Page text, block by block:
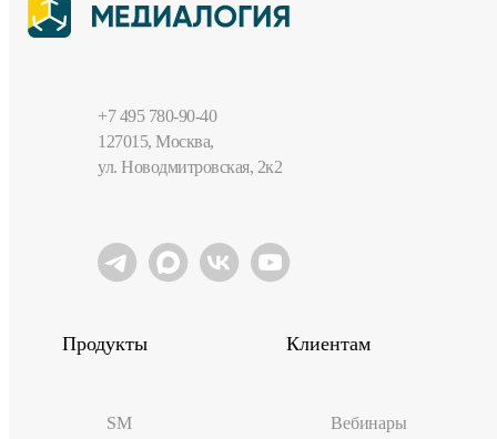
+7 495 780-90-40
127015, Москва,
ул. Новодмитровская, 2к2
Продукты
SM
Клиентам
Вебинары